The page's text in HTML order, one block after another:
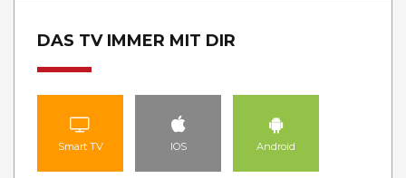
DAS TV IMMER MIT DIR
Smart TV IOS Android